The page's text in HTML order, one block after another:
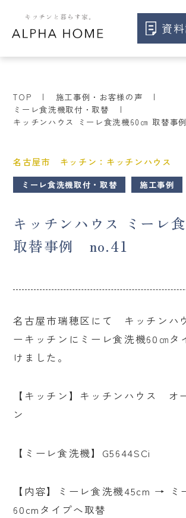
資
TOP
施工事例・お客様の声
ミーレ食洗機取付・取替
キッチンハウス ミーレ食洗機60㎝ 取替事
名古屋市 キッチン：キッチンハウス
ミーレ食洗機取付・取替 施工事例
キッチンハウス ミーレ
取替事例 no.41
名古屋市瑞穂区にて キッチンハ
ーキッチンにミーレ食洗機60㎝タ
けました。
【キッチン】キッチンハウス オ
ン
【ミーレ食洗機】G5644SCi
【内容】ミーレ食洗機45cm → ミ
60cmタイプへ取替